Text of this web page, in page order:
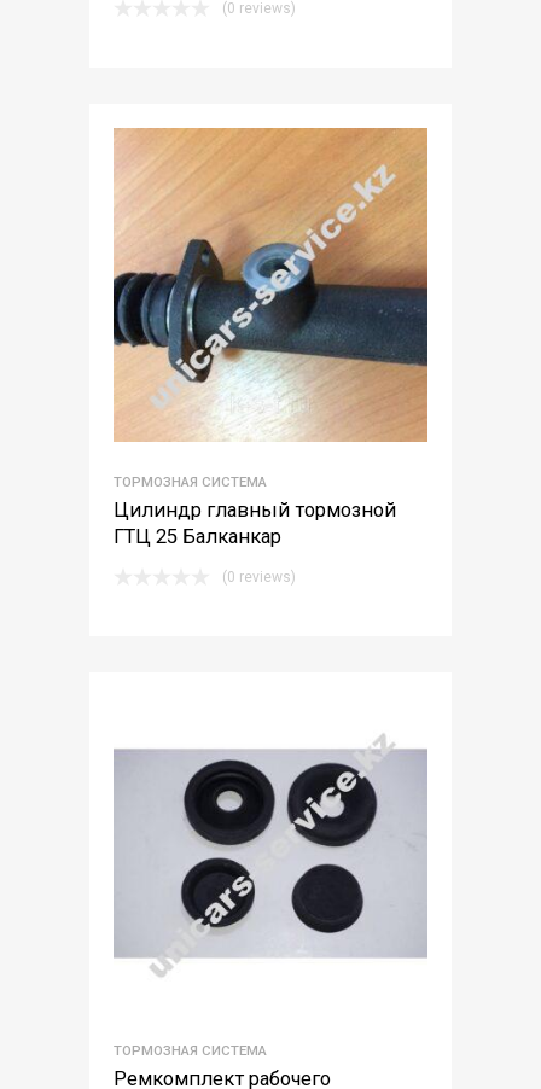
(0 reviews)
ТОРМОЗНАЯ СИСТЕМА
Цилиндр главный тормозной
ГТЦ 25 Балканкар
(0 reviews)
ТОРМОЗНАЯ СИСТЕМА
Ремкомплект рабочего